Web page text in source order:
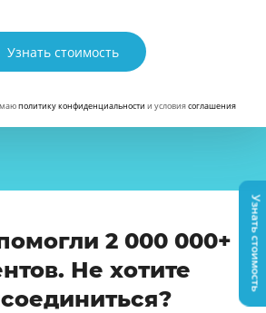
Узнать стоимость
политику конфиденциальности и условиясоглашения
2 000 000+
Не хотите
Узнать стоимость